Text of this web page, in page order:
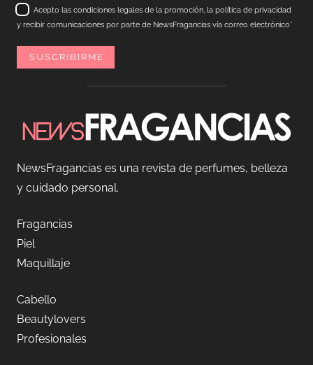
Acepto las condiciones legales de la promoción, la política de privacidad
y recibir comunicaciones por parte de NewsFragancias vía correo electrónico*
NewsFragancias es una revista de perfumes, belleza
y cuidado personal.
Fragancias
Piel
Maquillaje
Cabello
Beautylovers
Profesionales